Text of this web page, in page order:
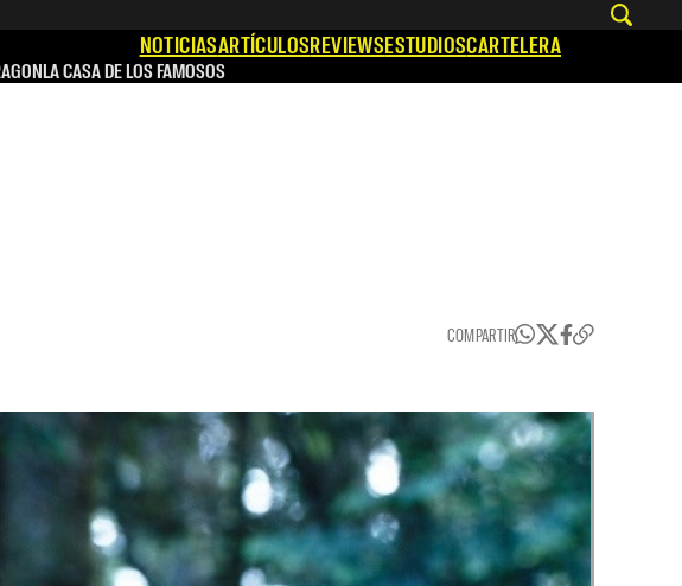
NOTICIASARTÍCULOSREVIEWSESTUDIOSCARTELERA
LA CASA DE LOS FAMOSOS
COMPARTIR